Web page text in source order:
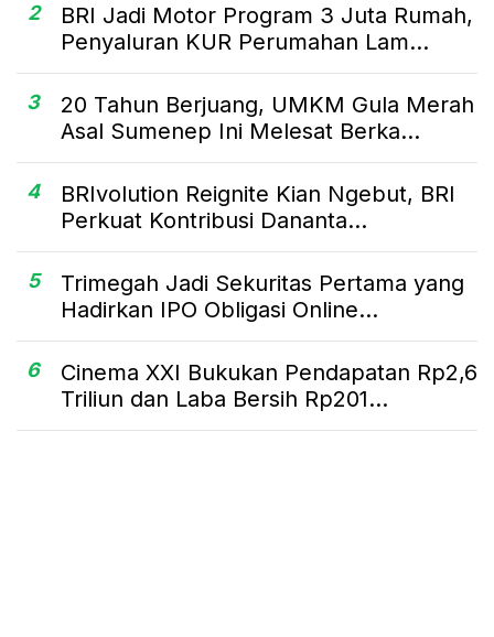
2
BRI Jadi Motor Program 3 Juta Rumah,
Penyaluran KUR Perumahan Lam...
3
20 Tahun Berjuang, UMKM Gula Merah
Asal Sumenep Ini Melesat Berka...
4
BRIvolution Reignite Kian Ngebut, BRI
Perkuat Kontribusi Dananta...
5
Trimegah Jadi Sekuritas Pertama yang
Hadirkan IPO Obligasi Online...
6
Cinema XXI Bukukan Pendapatan Rp2,6
Triliun dan Laba Bersih Rp201...